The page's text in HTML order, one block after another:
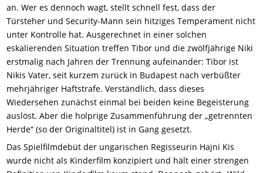
an. Wer es dennoch wagt, stellt schnell fest, dass der
Türsteher und Security-Mann sein hitziges Temperament nicht
unter Kontrolle hat. Ausgerechnet in einer solchen
eskalierenden Situation treffen Tibor und die zwölfjährige Niki
erstmalig nach Jahren der Trennung aufeinander: Tibor ist
Nikis Vater, seit kurzem zurück in Budapest nach verbüßter
mehrjähriger Haftstrafe. Verständlich, dass dieses
Wiedersehen zunächst einmal bei beiden keine Begeisterung
auslöst. Aber die holprige Zusammenführung der „getrennten
Herde“ (so der Originaltitel) ist in Gang gesetzt.
Das Spielfilmdebüt der ungarischen Regisseurin Hajni Kis
wurde nicht als Kinderfilm konzipiert und hält einer strengen